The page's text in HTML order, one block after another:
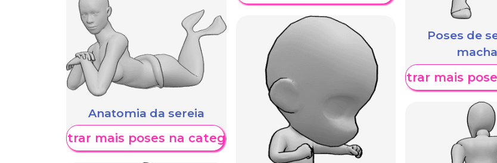
Anatomia da sereia
Mostrar mais poses na categoria
Poses de
Mostrar mais